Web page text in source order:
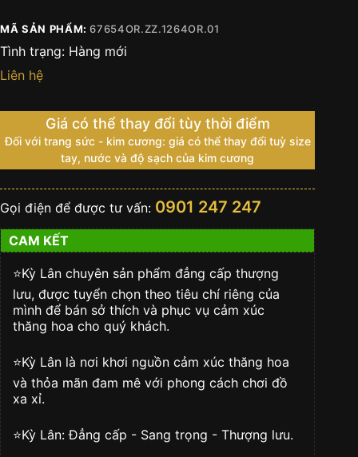
MÃ SẢN PHẨM:67654OR.ZZ.1264OR.01
Tình trạng: Hàng mới
Liên hệ
Giá có thể thay đổi tùy thời điểm
Đối với trang sức - kim cương: giá có thể thay đổi tuỳ size
tay, nước và độ sạch của kim cương
Gọi điện để được tư vấn: 0901 247 247
CAM KẾT
⭐️Kỳ Lân chuyên sản phẩm đẳng cấp thượng
lưu, được tuyển chọn theo tiêu chí riêng của
mình để bán sở thích và phục vụ cảm xúc
thăng hoa cho quý khách.
⭐️Kỳ Lân là nơi khơi nguồn cảm xúc thăng hoa
và thỏa mãn đam mê với phong cách chơi đồ
xa xỉ.
⭐️Kỳ Lân: Đẳng cấp - Sang trọng - Thượng lưu.